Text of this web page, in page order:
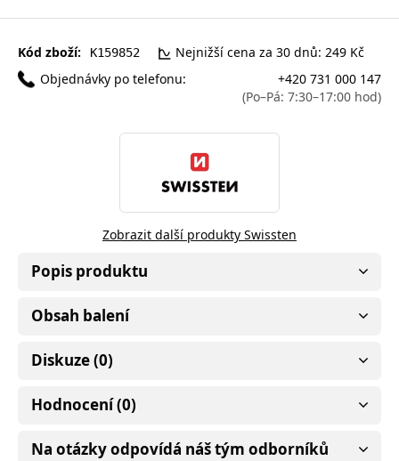
Kód zboží: K159852
Nejnižší cena za 30 dnů: 249 Kč
Objednávky po telefonu:
+420 731 000 147
(Po–Pá: 7:30–17:00 hod)
Zobrazit další produkty Swissten
Popis produktu
Obsah balení
Diskuze (0)
Hodnocení (0)
Na otázky odpovídá náš tým odborníků